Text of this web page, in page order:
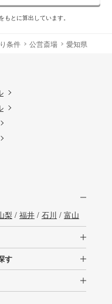
とに算出しています。
条件 公営斎場 愛知県
梨 / 福井/ 石川 / 富山
す